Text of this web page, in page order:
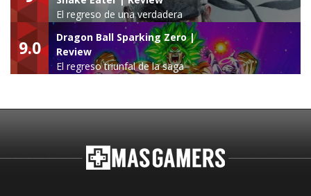
El regreso de una verdadera
leyenda
9.0
Dragon Ball Sparking Zero |
Review
El regreso triunfal de la saga